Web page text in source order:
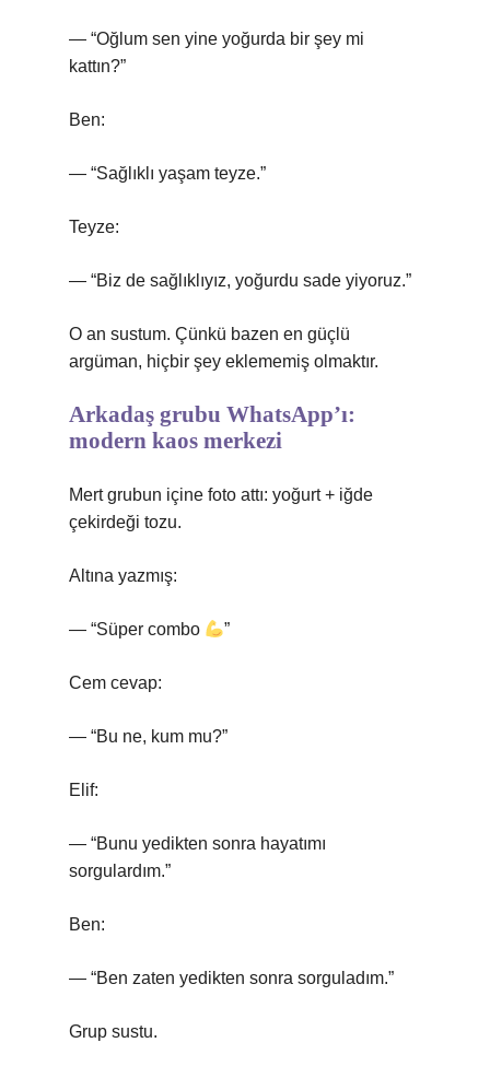
— “Oğlum sen yine yoğurda bir şey mi
kattın?”
Ben:
— “Sağlıklı yaşam teyze.”
Teyze:
— “Biz de sağlıklıyız, yoğurdu sade yiyoruz.”
O an sustum. Çünkü bazen en güçlü
argüman, hiçbir şey eklememiş olmaktır.
Arkadaş grubu WhatsApp’ı:
modern kaos merkezi
Mert grubun içine foto attı: yoğurt + iğde
çekirdeği tozu.
Altına yazmış:
— “Süper combo ”
Cem cevap:
— “Bu ne, kum mu?”
Elif:
— “Bunu yedikten sonra hayatımı
sorgulardım.”
Ben:
— “Ben zaten yedikten sonra sorguladım.”
Grup sustu.